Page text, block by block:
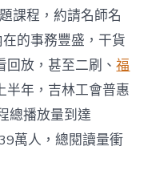
課程，約請名師名
的事務豐盛，干貨
回放，甚至二刷、福
半年，吉林工會普惠
總播放量到達
萬人，總閱讀量衝